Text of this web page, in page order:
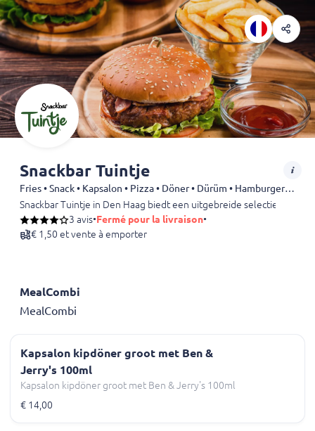
Snackbar Tuintje
Fries • Snack • Kapsalon • Pizza • Döner • Dürüm • Hamburgers • Shoarma
Snackbar Tuintje in Den Haag biedt een uitgebreide selectie aan
3 avis•Fermé pour la livraison•
€ 1,50 et vente à emporter
MealCombi
MealCombi
Kapsalon kipdöner groot met Ben &
Jerry's 100ml
Kapsalon kipdöner groot met Ben & Jerry's 100ml
€ 14,00